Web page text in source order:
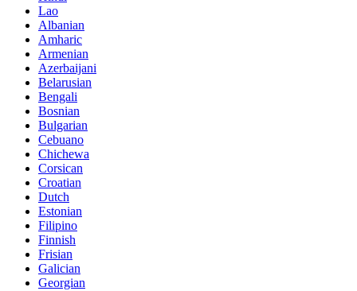
Lao
Albanian
Amharic
Armenian
Azerbaijani
Belarusian
Bengali
Bosnian
Bulgarian
Cebuano
Chichewa
Corsican
Croatian
Dutch
Estonian
Filipino
Finnish
Frisian
Galician
Georgian